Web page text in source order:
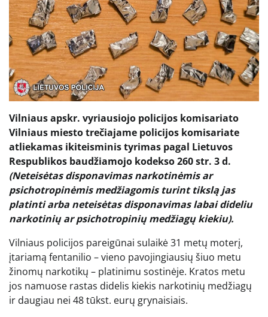
Vilniaus apskr. vyriausiojo policijos komisariato
Vilniaus miesto trečiajame policijos komisariate
atliekamas ikiteisminis tyrimas pagal Lietuvos
Respublikos baudžiamojo kodekso 260 str. 3 d.
(Neteisėtas disponavimas narkotinėmis ar
psichotropinėmis medžiagomis turint tikslą jas
platinti arba neteisėtas disponavimas labai dideliu
narkotinių ar psichotropinių medžiagų kiekiu).
Vilniaus policijos pareigūnai sulaikė 31 metų moterį,
įtariamą fentanilio – vieno pavojingiausių šiuo metu
žinomų narkotikų – platinimu sostinėje. Kratos metu
jos namuose rastas didelis kiekis narkotinių medžiagų
ir daugiau nei 48 tūkst. eurų grynaisiais.